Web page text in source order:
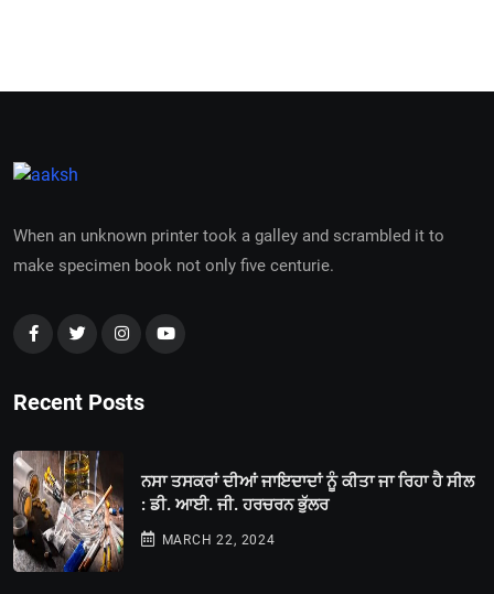
When an unknown printer took a galley and scrambled it to
make specimen book not only five centurie.
Recent Posts
ਨਸਾ ਤਸਕਰਾਂ ਦੀਆਂ ਜਾਇਦਾਦਾਂ ਨੂੰ ਕੀਤਾ ਜਾ ਰਿਹਾ ਹੈ ਸੀਲ
: ਡੀ. ਆਈ. ਜੀ. ਹਰਚਰਨ ਭੁੱਲਰ
MARCH 22, 2024